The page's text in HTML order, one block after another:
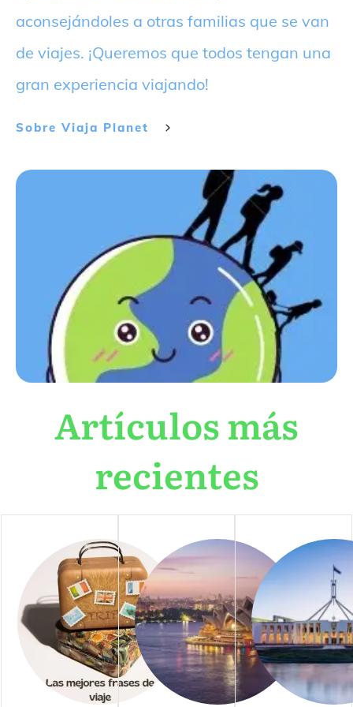
aconsejándoles a otras familias que se van
de viajes. ¡Queremos que todos tengan una
gran experiencia viajando!
Sobre Viaja Planet
Artículos más
recientes